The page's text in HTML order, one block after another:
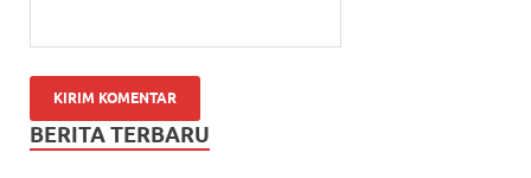
BERITA TERBARU